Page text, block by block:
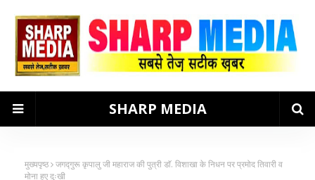
SHARP MEDIA
मुख्यपृष्ठ जगद्गुरू कृपालु जी महाराज की पुत्री डाॅ. विशाखा के निधन पर प्रमोद तिवारी व
मोना हुए दुःखी